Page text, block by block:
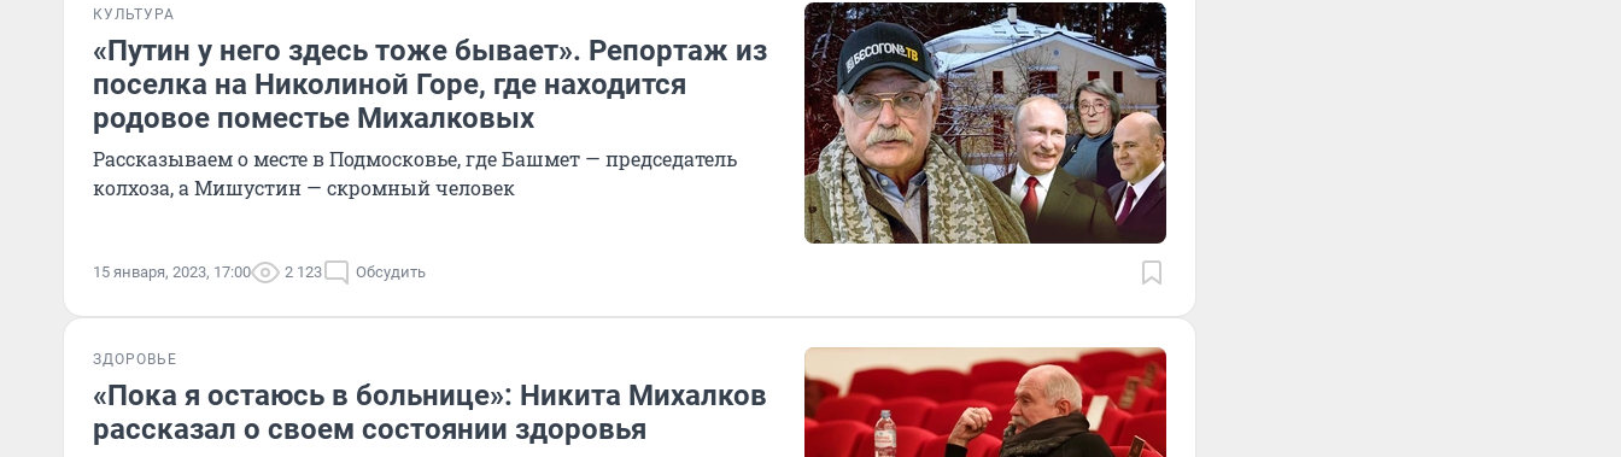
КУЛЬТУРА
«Путин у него здесь тоже бывает». Репортаж из
поселка на Николиной Горе, где находится
родовое поместье Михалковых
Рассказываем о месте в Подмосковье, где Башмет — председатель
колхоза, а Мишустин — скромный человек
15 января, 2023, 17:00 2 123 Обсудить
ЗДОРОВЬЕ
«Пока я остаюсь в больнице»: Никита Михалков
рассказал о своем состоянии здоровья